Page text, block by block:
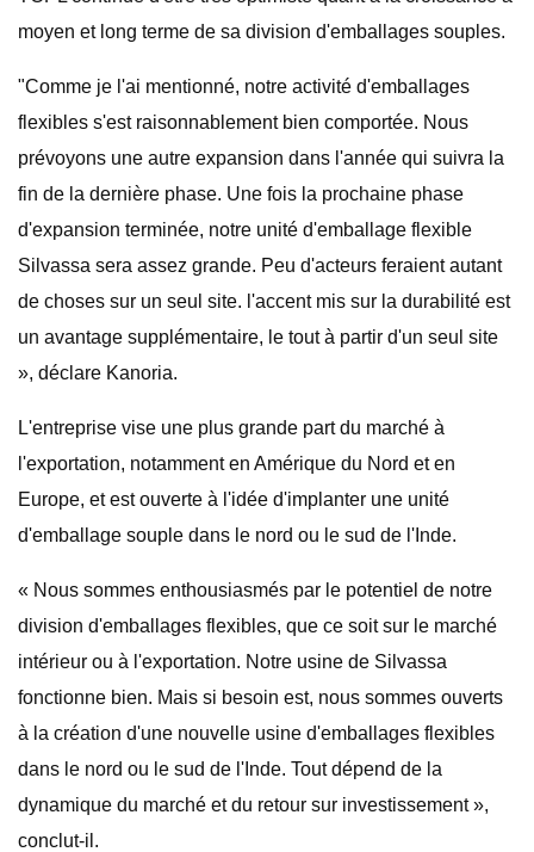
moyen et long terme de sa division d'emballages souples.
"Comme je l'ai mentionné, notre activité d'emballages
flexibles s'est raisonnablement bien comportée. Nous
prévoyons une autre expansion dans l'année qui suivra la
fin de la dernière phase. Une fois la prochaine phase
d'expansion terminée, notre unité d'emballage flexible
Silvassa sera assez grande. Peu d'acteurs feraient autant
de choses sur un seul site. l'accent mis sur la durabilité est
un avantage supplémentaire, le tout à partir d'un seul site
», déclare Kanoria.
L'entreprise vise une plus grande part du marché à
l'exportation, notamment en Amérique du Nord et en
Europe, et est ouverte à l'idée d'implanter une unité
d'emballage souple dans le nord ou le sud de l'Inde.
« Nous sommes enthousiasmés par le potentiel de notre
division d'emballages flexibles, que ce soit sur le marché
intérieur ou à l'exportation. Notre usine de Silvassa
fonctionne bien. Mais si besoin est, nous sommes ouverts
à la création d'une nouvelle usine d'emballages flexibles
dans le nord ou le sud de l'Inde. Tout dépend de la
dynamique du marché et du retour sur investissement »,
conclut-il.